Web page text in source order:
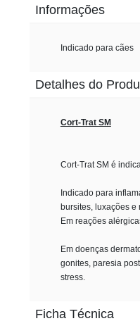
Informações
Indicado para cães
Detalhes do
Cort-Trat SM
Cort-Trat SM é
Indicado para
bursites, luxações e
Em reações
Em doenças
gonites, paresia
stress.
Ficha Técnica